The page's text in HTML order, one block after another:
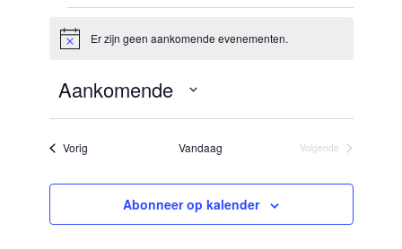
Evenementen
BerichtEr zijn geen aankomende evenementen.
Aankomende
Selecteer
datum
VorigEvenementen Vandaag
Volgende
Abonneer op kalender